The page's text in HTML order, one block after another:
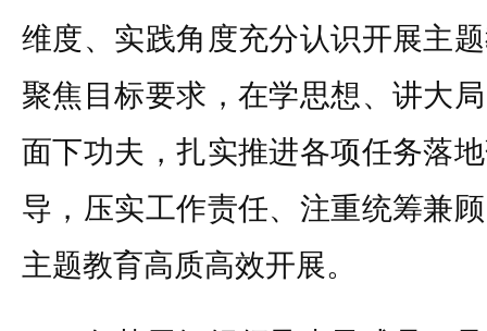
维度、实践角度充分认识开展主
聚焦目标要求，在学思想、讲大
面下功夫，扎实推进各项任务落
导，压实工作责任、注重统筹兼
主题教育高质高效开展。